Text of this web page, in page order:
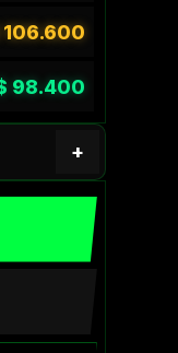
106.600
98.400
+